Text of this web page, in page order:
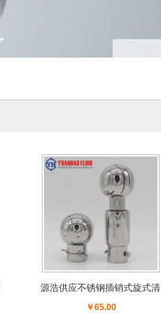
源浩供应不锈钢插销式旋式清
洗球 自动旋转清洗球
￥65.00